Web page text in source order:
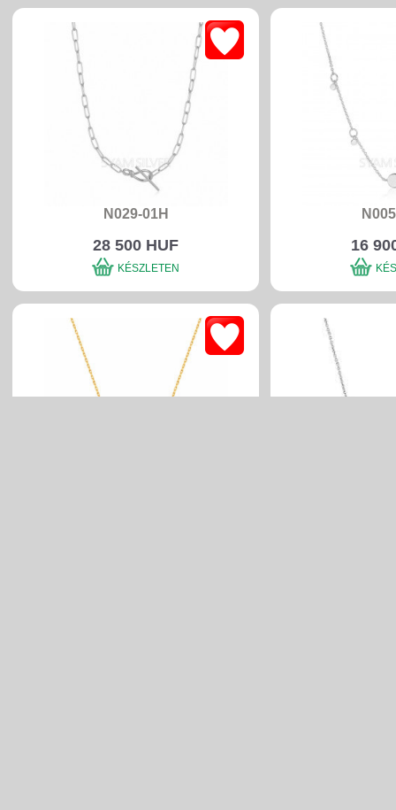
N029-01H
28 500 HUF
KÉSZLETEN
16